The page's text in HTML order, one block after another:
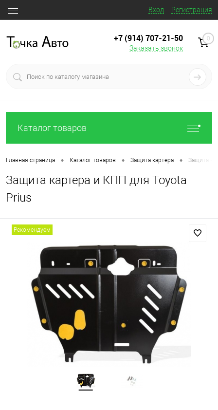
Вход Регистрация
+7 (914) 707‒21‒50
Заказать звонок
0
Каталог товаров
Главная страница • Каталог товаров • Защита картера • Защита
Защита картера и КПП для Toyota
Prius
Рекомендуем